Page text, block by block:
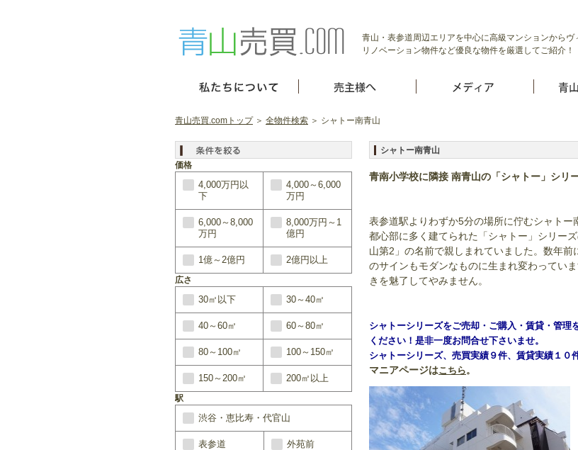
青山・表参道周辺エリアを中心に高級マンションからヴ
リノベーション物件など優良な物件を厳選してご紹介！
青山売買.comトップ＞ 全物件検索 ＞ シャトー南青山
シャトー南青山
青南小学校に隣接 南青山の「シャトー」シリ
表参道駅よりわずか5分の場所に佇むシャト
都心部に多く建てられた「シャトー」シリー
山第2」の名前で親しまれていました。数年
のサインもモダンなものに生まれ変わってい
きを魅了してやみません。
シャトーシリーズをご売却・ご購入・賃貸・管
ください！是非一度お問合せ下さいませ。
シャトーシリーズ、売買実績９件、賃貸実績１０
マニアページはこちら。
価格
4,000万円以
下
4,000～6,000
万円
6,000～8,000
万円
8,000万円～1
億円
1億～2億円 2億円以上
広さ
30㎡以下 30～40㎡
40～60㎡ 60～80㎡
80～100㎡ 100～150㎡
150～200㎡ 200㎡以上
駅
渋谷・恵比寿・代官山
表参道 外苑前